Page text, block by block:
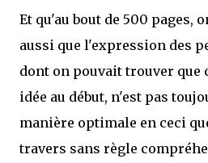
Et qu'au bout de 500 pages,
aussi que l'expression des
dont on pouvait trouver que
idée au début, n'est pas
manière optimale en ceci
travers sans règle